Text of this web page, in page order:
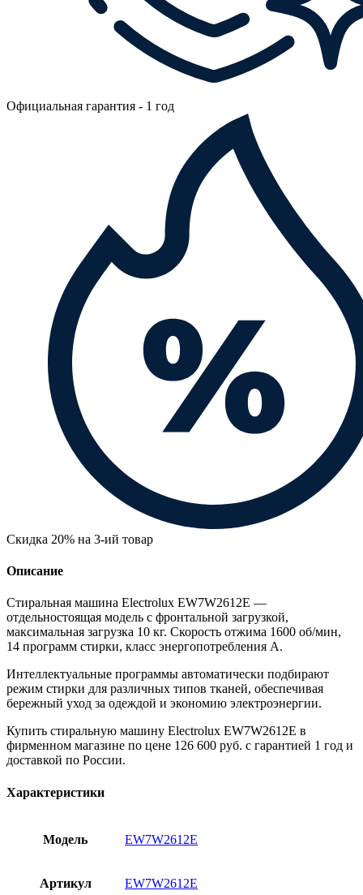
Официальная гарантия - 1 год
Скидка 20% на 3-ий товар
Описание
Стиральная машина Electrolux EW7W2612E —
отдельностоящая модель с фронтальной загрузкой,
максимальная загрузка 10 кг. Скорость отжима 1600 об/мин,
14 программ стирки, класс энергопотребления A.
Интеллектуальные программы автоматически подбирают
режим стирки для различных типов тканей, обеспечивая
бережный уход за одеждой и экономию электроэнергии.
Купить стиральную машину Electrolux EW7W2612E в
фирменном магазине по цене 126 600 руб. с гарантией 1 год и
доставкой по России.
Характеристики
Модель EW7W2612E
Артикул EW7W2612E